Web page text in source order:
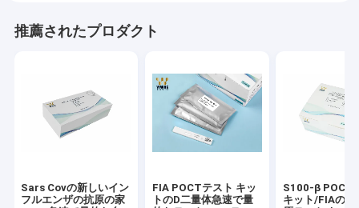
推薦されたプロダクト
Sars Covの新しいイン
フルエンザの抗原の家
FIA POCTテスト キッ
トのD二量体急速で量
S100-β POCT
キット/FIAの急